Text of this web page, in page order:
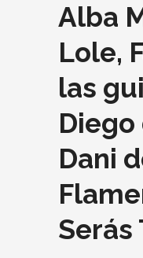
Alba
Lole,
las
Diego
Dani
Serás